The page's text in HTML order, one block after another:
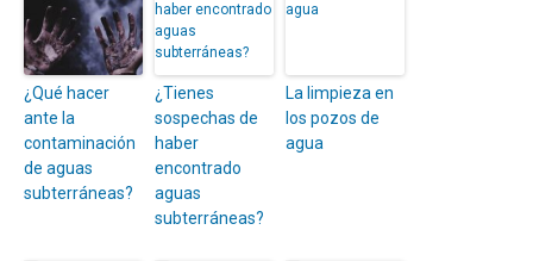
¿Qué hacer
ante la
contaminación
de aguas
subterráneas?
¿Tienes
sospechas de
haber
encontrado
aguas
subterráneas?
La limpieza en
los pozos de
agua